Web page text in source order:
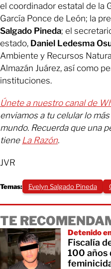
el coordinador estatal de la
García Ponce de León; la
Salgado Pineda; el
estado, Daniel Ledesma
Ambiente y Recursos
Almazán Juárez, así como
instituciones.
Únete a nuestro canal de
enviamos a tu celular lo
mundo. Recuerda que una
tiene La Razón.
JVR
Temas: Evelyn Salgado Pineda
TE
Detenido
Fiscalía
100 años